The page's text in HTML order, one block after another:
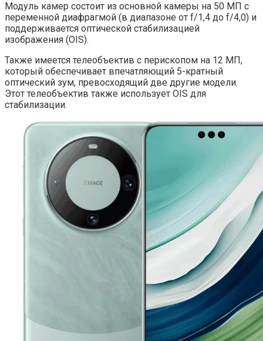
Модуль камер состоит из основной камеры на 50 МП с
переменной диафрагмой (в диапазоне от f/1,4 до f/4,0) и
поддерживается оптической стабилизацией
изображения (OIS).
Также имеется телеобъектив с перископом на 12 МП,
который обеспечивает впечатляющий 5-кратный
оптический зум, превосходящий две другие модели.
Этот телеобъектив также использует OIS для
стабилизации.